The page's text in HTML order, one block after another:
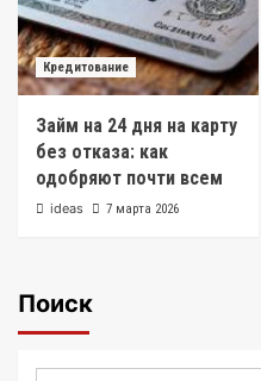
Кредитование
Займ на 24 дня на карту
без отказа: как
одобряют почти всем
ideas 7 марта 2026
Поиск